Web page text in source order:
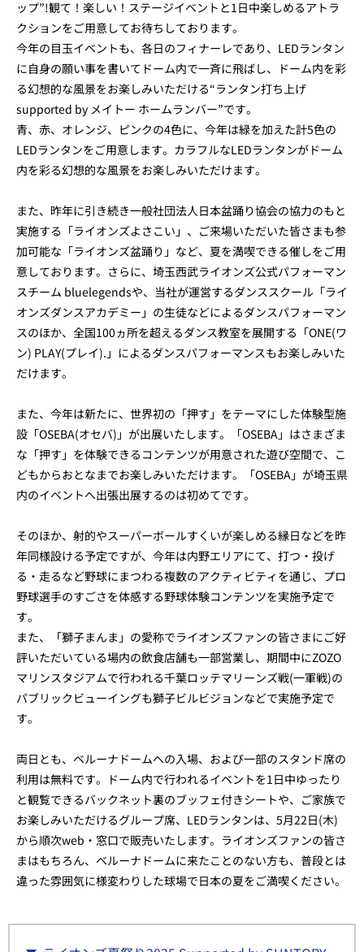
ップ”!観て！楽しい！ステージイベントと1日中楽しめるアトラ
クションをご用意してお待ちしております。
今年の目玉イベントも、各日のフィナーレであり、LEDランタン
に自身の願い事を書いてドーム内で一斉に飛ばし、ドーム内を彩
る幻想的な風景をお楽しみいただける“ランタン打ち上げ
supported by メイトー ホームランバー”です。
青、赤、オレンジ、ピンクの4色に、今年は緑を加えた計5色の
LEDランタンをご用意します。カラフルなLEDランタンがドーム
内を彩る幻想的な風景をお楽しみいただけます。
また、昨年に引き続き一般社団法人日本盆踊り協会の協力のもと
実施する「ライオンズよさこい」、ご来場いただいた皆さまも参
加可能な「ライオンズ盆踊り」など、夏を満喫できる催しをご用
意しております。さらに、埼玉西武ライオンズ公式パフォーマン
スチーム bluelegendsや、当社が運営するダンススクール「ライ
オンズダンスアカデミー」の生徒などによるダンスパフォーマン
スのほか、全国100ヵ所を超えるダンス教室を展開する「ONE(ワ
ン) PLAY(プレイ).」によるダンスパフォーマンスもお楽しみいた
だけます。
また、今年は新たに、世界初の「押す」をテーマにした体験型施
設「OSEBA(オセバ)」が出展いたします。「OSEBA」はさまざま
な「押す」を体験できるコンテンツが用意された遊び空間で、こ
どもからおとなまでお楽しみいただけます。「OSEBA」が埼玉県
内のイベントへ出張出展するのは初めてです。
そのほか、射的やスーパーボールすくいが楽しめる縁日などを昨
年同様設ける予定ですが、今年は内野エリアにて、打つ・投げ
る・走るなど野球にまつわる複数のアクティビティを通じ、プロ
野球選手のすごさを体感する野球体験コンテンツを実施予定で
す。
また、「獅子まんま」の愛称でライオンズファンの皆さまにご好
評いただいている場内の飲食店舗も一部営業し、期間中にZOZO
マリンスタジアムで行われる千葉ロッテマリーンズ戦(一軍戦)の
パブリックビューイングも獅子ビルビジョンなどで実施予定で
す。
両日とも、ベルーナドームへの入場、および一部のスタンド席の
利用は無料です。ドーム内で行われるイベントを1日中ゆったり
と観覧できるバックネット裏のブッフェ付きシートや、ご家族で
お楽しみいただけるグループ席、LEDランタンは、5月22日(木)
から順次web・窓口で販売いたします。ライオンズファンの皆さ
まはもちろん、ベルーナドームに来たことのない方も、普段とは
違った雰囲気に様変わりした球場で日本の夏をご満喫ください。